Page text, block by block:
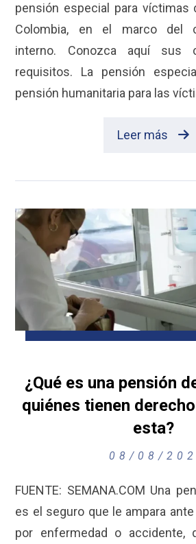
pensión especial para víctimas
Colombia, en el marco del
interno. Conozca aquí sus
requisitos. La pensión
pensión humanitaria para las
Leer más
¿Qué es una pensión
quiénes tienen
esta?
08/08/
FUENTE: SEMANA.COM Una
es el seguro que le ampara
por enfermedad o accidente,